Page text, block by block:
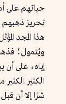
حياتهم على
تحريز ذهبهم
هذا المجد
ويُتمول؛
إياه، على أن
الكثير
شرًا إلا أن